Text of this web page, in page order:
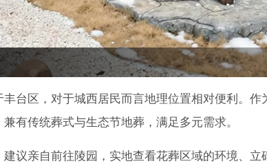
丰台区，对于城西居民而言地理位置相对便利。
有传统葬式与生态节地葬，满足多元需求。
议亲自前往陵园，实地查看花葬区域的环境、